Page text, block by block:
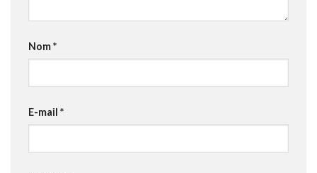
Nom*
E-mail *